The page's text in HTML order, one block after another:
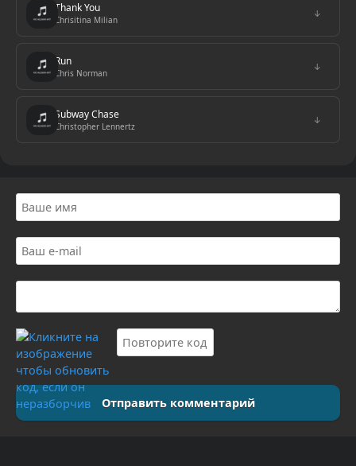
Thank You
Chrisitina Milian
↓
Run
Chris Norman
↓
Subway Chase
Christopher Lennertz
↓
Отправить комментарий